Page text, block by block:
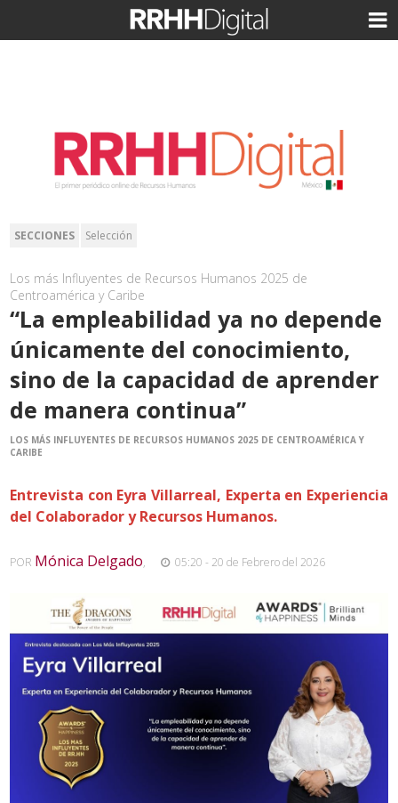
SECCIONES Selección
Los más Influyentes de Recursos Humanos 2025 de
Centroamérica y Caribe
“La empleabilidad ya no depende
únicamente del conocimiento,
sino de la capacidad de aprender
de manera continua”
LOS MÁS INFLUYENTES DE RECURSOS HUMANOS 2025 DE CENTROAMÉRICA Y
CARIBE
Entrevista con Eyra Villarreal, Experta en Experiencia
del Colaborador y Recursos Humanos.
POR Mónica Delgado, 05:20 - 20 de Febrero del 2026